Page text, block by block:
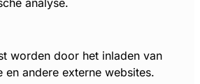
analyse.
worden door het inladen van
en andere externe websites.